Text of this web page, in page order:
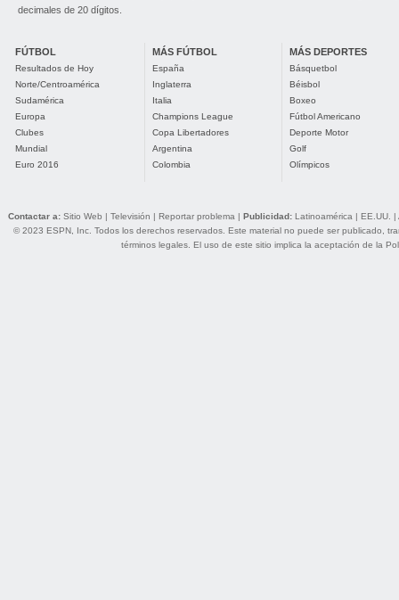
decimales de 20 dígitos.
FÚTBOL
Resultados de Hoy
Norte/Centroamérica
Sudamérica
Europa
Clubes
Mundial
Euro 2016
MÁS FÚTBOL
España
Inglaterra
Italia
Champions League
Copa Libertadores
Argentina
Colombia
MÁS DEPORTES
Básquetbol
Béisbol
Boxeo
Fútbol Americano
Deporte Motor
Golf
Olímpicos
Contactar a: Sitio Web | Televisión | Reportar problema | Publicidad: Latinoamérica | EE.UU. |
© 2023 ESPN, Inc. Todos los derechos reservados. Este material no puede ser publicado,
términos legales. El uso de este sitio implica la aceptación de la